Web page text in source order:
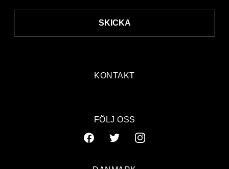
KONTAKT
SKICKA
FÖLJ OSS